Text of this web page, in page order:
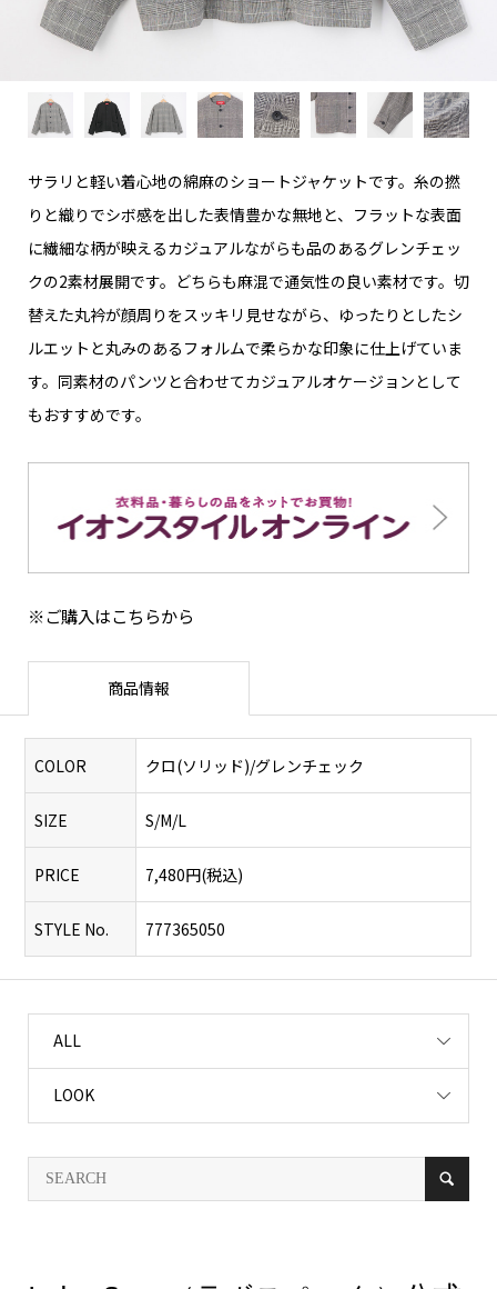
サラリと軽い着心地の綿麻のショートジャケットです。糸の撚
りと織りでシボ感を出した表情豊かな無地と、フラットな表面
に繊細な柄が映えるカジュアルながらも品のあるグレンチェッ
クの2素材展開です。どちらも麻混で通気性の良い素材です。切
替えた丸衿が顔周りをスッキリ見せながら、ゆったりとしたシ
ルエットと丸みのあるフォルムで柔らかな印象に仕上げていま
す。同素材のパンツと合わせてカジュアルオケージョンとして
もおすすめです。
※ご購入はこちらから
商品情報
COLOR クロ(ソリッド)/グレンチェック
SIZE S/M/L
PRICE 7,480円(税込)
STYLE No. 777365050
ALL
LOOK